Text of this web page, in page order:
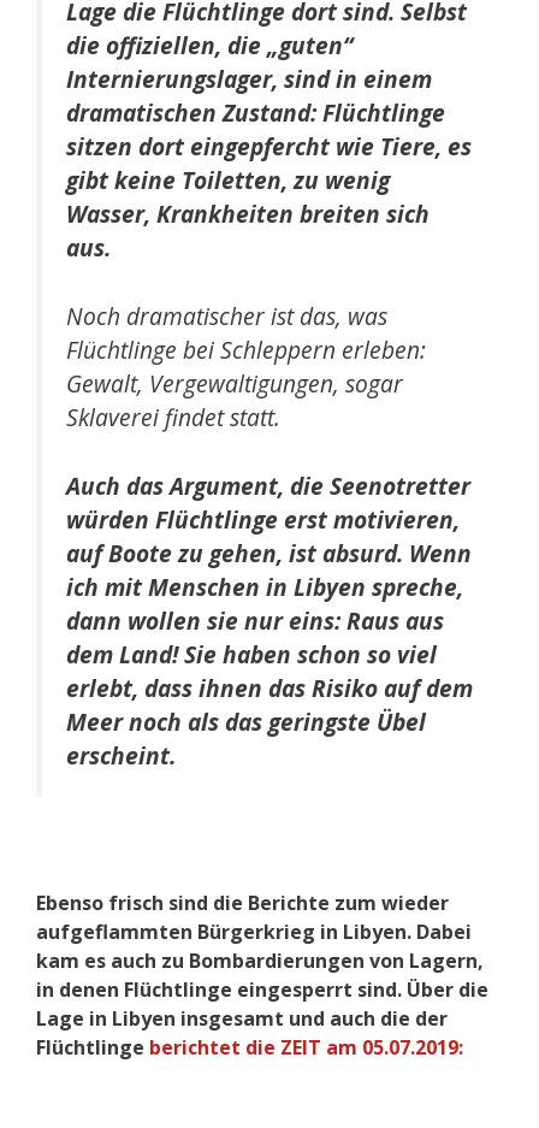
Lage die Flüchtlinge dort sind. Selbst
die offiziellen, die „guten“
Internierungslager, sind in einem
dramatischen Zustand: Flüchtlinge
sitzen dort eingepfercht wie Tiere, es
gibt keine Toiletten, zu wenig
Wasser, Krankheiten breiten sich
aus.
Noch dramatischer ist das, was
Flüchtlinge bei Schleppern erleben:
Gewalt, Vergewaltigungen, sogar
Sklaverei findet statt.
Auch das Argument, die Seenotretter
würden Flüchtlinge erst motivieren,
auf Boote zu gehen, ist absurd. Wenn
ich mit Menschen in Libyen spreche,
dann wollen sie nur eins: Raus aus
dem Land! Sie haben schon so viel
erlebt, dass ihnen das Risiko auf dem
Meer noch als das geringste Übel
erscheint.
Ebenso frisch sind die Berichte zum wieder
aufgeflammten Bürgerkrieg in Libyen. Dabei
kam es auch zu Bombardierungen von Lagern,
in denen Flüchtlinge eingesperrt sind. Über die
Lage in Libyen insgesamt und auch die der
Flüchtlinge berichtet die ZEIT am 05.07.2019: